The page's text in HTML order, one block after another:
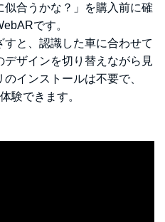
似合うかな？」を購入前に確
です。
と、認識した車に合わせて
ザインを切り替えながら見
インストールは不要で、
験できます。